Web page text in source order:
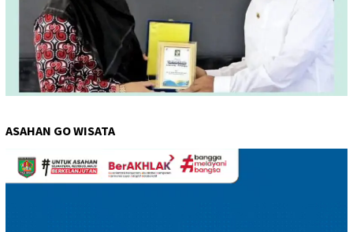
ASAHAN GO WISATA
Pemutar
Video